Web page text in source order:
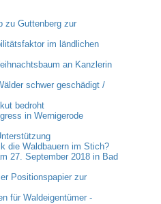
zu Guttenberg zur
im ländlichen
an Kanzlerin
schwer geschädigt /
bedroht
in Wernigerode
die Waldbauern im Stich?
27. September 2018 in Bad
Positionspapier zur
für Waldeigentümer -